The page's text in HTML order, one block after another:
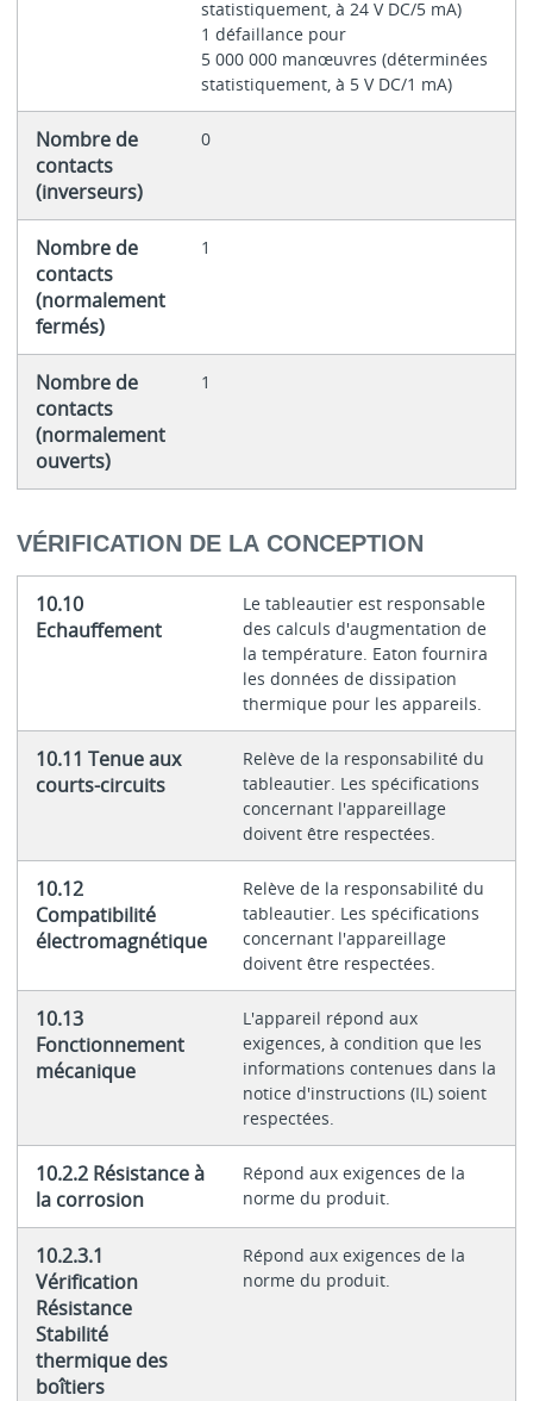
statistiquement, à 24 V DC/5 mA)
1 défaillance pour
5 000 000 manœuvres (déterminées
statistiquement, à 5 V DC/1 mA)
Nombre de
contacts
(inverseurs)
0
Nombre de
contacts
(normalement
fermés)
1
Nombre de
contacts
(normalement
ouverts)
1
VÉRIFICATION DE LA CONCEPTION
10.10
Echauffement
Le tableautier est responsable
des calculs d'augmentation de
la température. Eaton fournira
les données de dissipation
thermique pour les appareils.
10.11 Tenue aux
courts-circuits
Relève de la responsabilité du
tableautier. Les spécifications
concernant l'appareillage
doivent être respectées.
10.12
Compatibilité
électromagnétique
Relève de la responsabilité du
tableautier. Les spécifications
concernant l'appareillage
doivent être respectées.
10.13
Fonctionnement
mécanique
L'appareil répond aux
exigences, à condition que les
informations contenues dans la
notice d'instructions (IL) soient
respectées.
10.2.2 Résistance à
la corrosion
Répond aux exigences de la
norme du produit.
10.2.3.1
Vérification
Résistance
Stabilité
thermique des
boîtiers
Répond aux exigences de la
norme du produit.